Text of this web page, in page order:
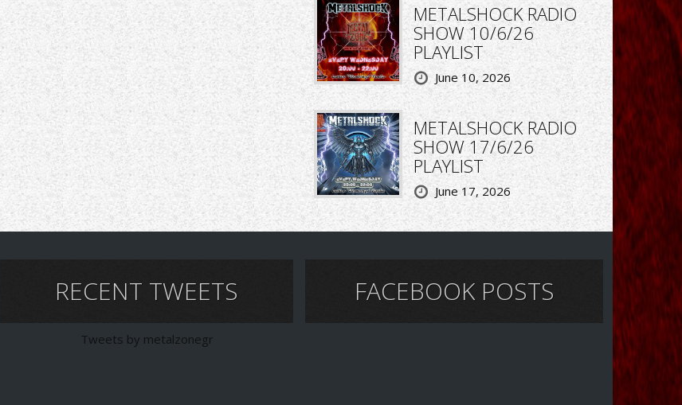
METALSHOCK RADIO
SHOW 10/6/26
PLAYLIST
June 10, 2026
METALSHOCK RADIO
SHOW 17/6/26
PLAYLIST
June 17, 2026
RECENT TWEETS
Tweets by metalzonegr
FACEBOOK POSTS